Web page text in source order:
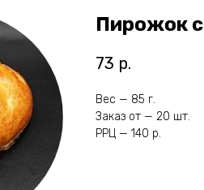
Пирожок
73 р.
Вес — 85 г.
Заказ от — 20 шт.
РРЦ — 140 р.